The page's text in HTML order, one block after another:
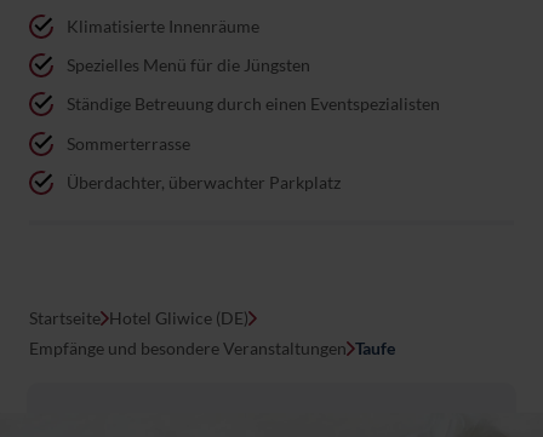
Klimatisierte Innenräume
Spezielles Menü für die Jüngsten
Ständige Betreuung durch einen Eventspezialisten
Sommerterrasse
Überdachter, überwachter Parkplatz
Startseite Hotel Gliwice (DE)
Empfänge und besondere Veranstaltungen Taufe